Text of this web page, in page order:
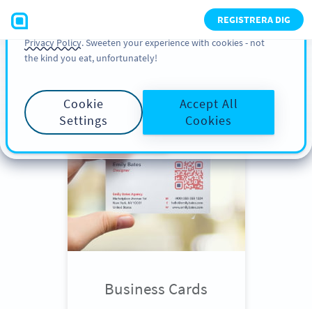
REGISTRERA DIG
Scroll down
to see QR Code use
cases
Business Cards
You can also find more information about cookies, our
analytic activities and your rights in our
Cookie Policyand
Privacy Policy. Sweeten your experience with cookies - not
the kind you eat, unfortunately!
Cookie
Settings
Accept All
Cookies